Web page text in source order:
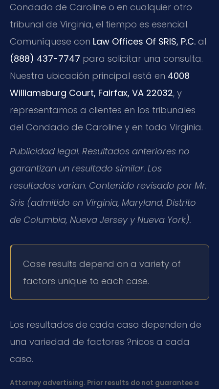
Condado de Caroline o en cualquier otro
tribunal de Virginia, el tiempo es esencial.
Comuníquese con Law Offices Of SRIS, P.C. al
(888) 437-7747 para solicitar una consulta.
Nuestra ubicación principal está en 4008
Williamsburg Court, Fairfax, VA 22032, y
representamos a clientes en los tribunales
del Condado de Caroline y en toda Virginia.
Publicidad legal. Resultados anteriores no
garantizan un resultado similar. Los
resultados varían. Contenido revisado por Mr.
Sris (admitido en Virginia, Maryland, Distrito
de Columbia, Nueva Jersey y Nueva York).
Case results depend on a variety of
factors unique to each case.
Los resultados de cada caso dependen de
una variedad de factores ?nicos a cada
caso.
Attorney advertising. Prior results do not guarantee a